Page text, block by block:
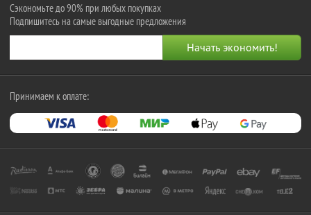
Сэкономьте до 90% при любых покупках
Подпишитесь на самые выгодные предложения
Принимаем к оплате: